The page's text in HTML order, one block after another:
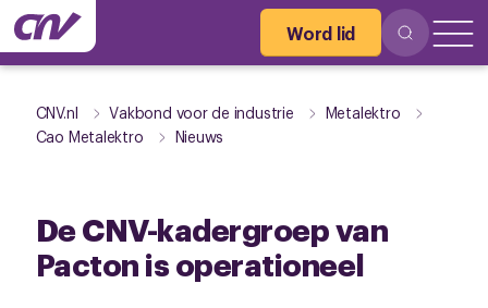
Word lid
CNV.nl Vakbond voor de industrie
Metalektro
Cao Metalektro
Nieuws
De CNV-kadergroep van
Pacton is operationeel